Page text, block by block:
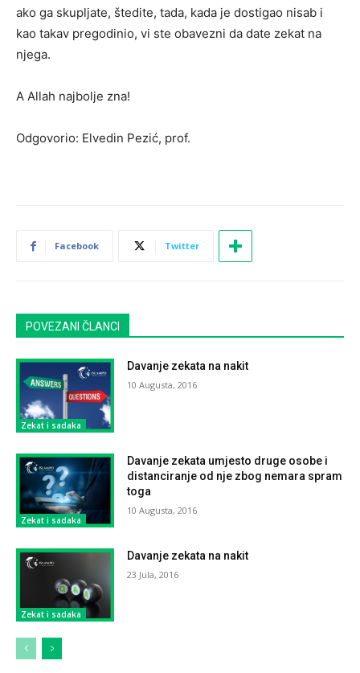
ako ga skupljate, štedite, tada, kada je dostigao nisab i
kao takav pregodinio, vi ste obavezni da date zekat na
njega.
A Allah najbolje zna!
Odgovorio: Elvedin Pezić, prof.
Facebook Twitter
POVEZANI ČLANCI
Zekat i sadaka
Davanje zekata na nakit
10 Augusta, 2016
Zekat i sadaka
Davanje zekata umjesto druge osobe i
distanciranje od nje zbog nemara spram
toga
10 Augusta, 2016
Zekat i sadaka
Davanje zekata na nakit
23 Jula, 2016